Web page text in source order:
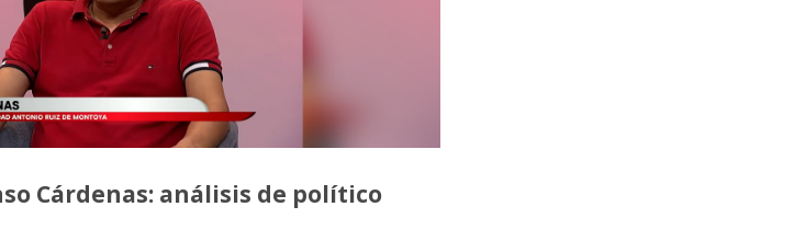
Cárdenas: análisis de político